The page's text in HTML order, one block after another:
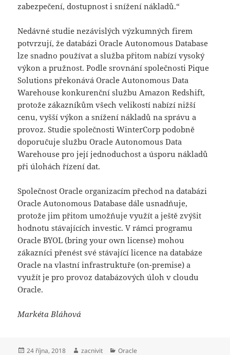
zabezpečení, dostupnost i snížení nákladů.“
Nedávné studie nezávislých výzkumných firem
potvrzují, že databázi Oracle Autonomous Database
lze snadno používat a služba přitom nabízí vysoký
výkon a pružnost. Podle srovnání společnosti Pique
Solutions překonává Oracle Autonomous Data
Warehouse konkurenční službu Amazon Redshift,
protože zákazníkům všech velikostí nabízí nižší
cenu, vyšší výkon a snížení nákladů na správu a
provoz. Studie společnosti WinterCorp podobně
doporučuje službu Oracle Autonomous Data
Warehouse pro její jednoduchost a úsporu nákladů
při úlohách řízení dat.
Společnost Oracle organizacím přechod na databázi
Oracle Autonomous Database dále usnadňuje,
protože jim přitom umožňuje využít a ještě zvýšit
hodnotu stávajících investic. V rámci programu
Oracle BYOL (bring your own license) mohou
zákazníci přenést své stávající licence na databáze
Oracle na vlastní infrastruktuře (on-premise) a
využít je pro provoz databázových úloh v cloudu
Oracle.
Markéta Bláhová
Publikováno:
24 října, 2018 Autor:
zacnivit Rubriky:
Oracle